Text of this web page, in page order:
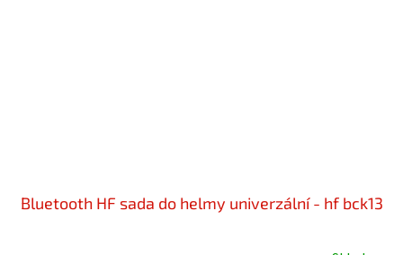
Bluetooth HF sada do helmy univerzální - hf bck13